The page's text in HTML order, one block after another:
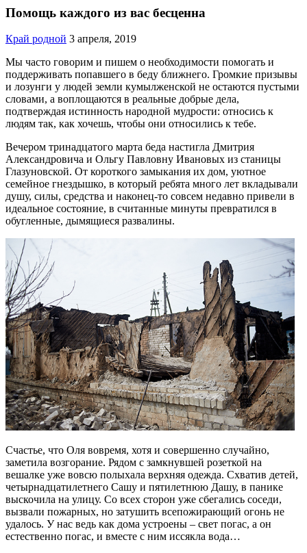
Помощь каждого из вас бесценна
Край родной 3 апреля, 2019
Мы часто говорим и пишем о необходимости помогать и
поддерживать попавшего в беду ближнего. Громкие призывы
и лозунги у людей земли кумылженской не остаются пустыми
словами, а воплощаются в реальные добрые дела,
подтверждая истинность народной мудрости: относись к
людям так, как хочешь, чтобы они относились к тебе.
Вечером тринадцатого марта беда настигла Дмитрия
Александровича и Ольгу Павловну Ивановых из станицы
Глазуновской. От короткого замыкания их дом, уютное
семейное гнездышко, в который ребята много лет вкладывали
душу, силы, средства и наконец-то совсем недавно привели в
идеальное состояние, в считанные минуты превратился в
обугленные, дымящиеся развалины.
Счастье, что Оля вовремя, хотя и совершенно случайно,
заметила возгорание. Рядом с замкнувшей розеткой на
вешалке уже вовсю полыхала верхняя одежда. Схватив детей,
четырнадцатилетнего Сашу и пятилетнюю Дашу, в панике
выскочила на улицу. Со всех сторон уже сбегались соседи,
вызвали пожарных, но затушить всепожирающий огонь не
удалось. У нас ведь как дома устроены – свет погас, а он
естественно погас, и вместе с ним иссякла вода…